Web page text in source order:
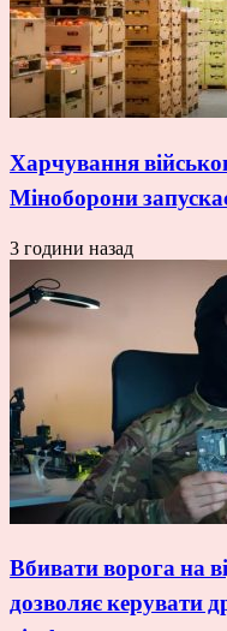
Харчування
Міноборони
3 години назад
Вбивати ворога на
дозволяє керувати